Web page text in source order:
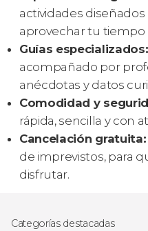
actividades
aprovechar tu tiempo
Guías especializados:
acompañado por
anécdotas y datos
Comodidad y
rápida, sencilla y con
Cancelación gratuita:
de imprevistos, para
disfrutar.
Categorías destacadas